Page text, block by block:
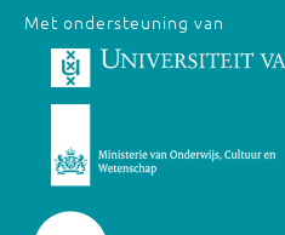
Met ondersteuning van